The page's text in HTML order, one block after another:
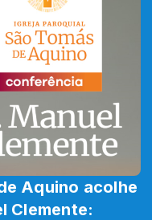
Aquino acolhe
Clemente: